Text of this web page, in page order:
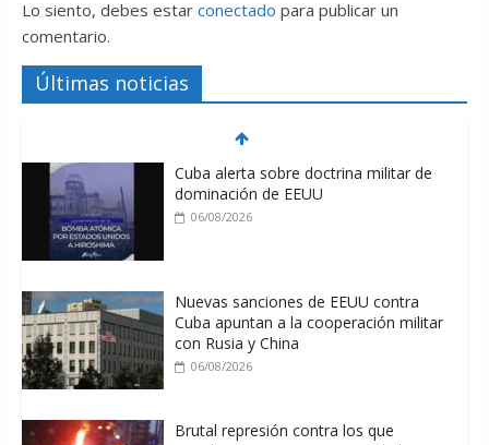
Lo siento, debes estar conectado para publicar un
comentario.
Últimas noticias
Cuba alerta sobre doctrina militar de
dominación de EEUU
06/08/2026
Nuevas sanciones de EEUU contra
Cuba apuntan a la cooperación militar
con Rusia y China
06/08/2026
Brutal represión contra los que